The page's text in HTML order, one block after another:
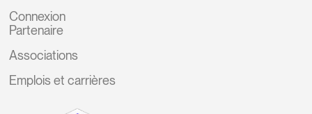
Connexion
Partenaire
Associations
Emplois et carrières